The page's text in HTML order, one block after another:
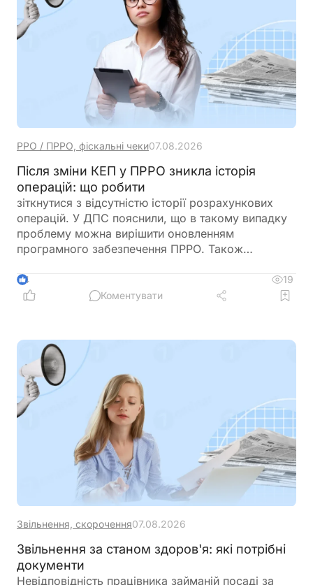
РРО / ПРРО, фіскальні чеки07.08.2026
Після зміни КЕП у ПРРО зникла історія
операцій: що робити
зіткнутися з відсутністю історії розрахункових
операцій. У ДПС пояснили, що в такому випадку
проблему можна вирішити оновленням
програмного забезпечення ПРРО. Також
повідомлення за формою J/F1391802 із даними
нового сертифіката відкритого ключа
4
19
Коментувати
Звільнення, скорочення07.08.2026
Звільнення за станом здоров'я: які потрібні
документи
Невідповідність працівника займаній посаді за